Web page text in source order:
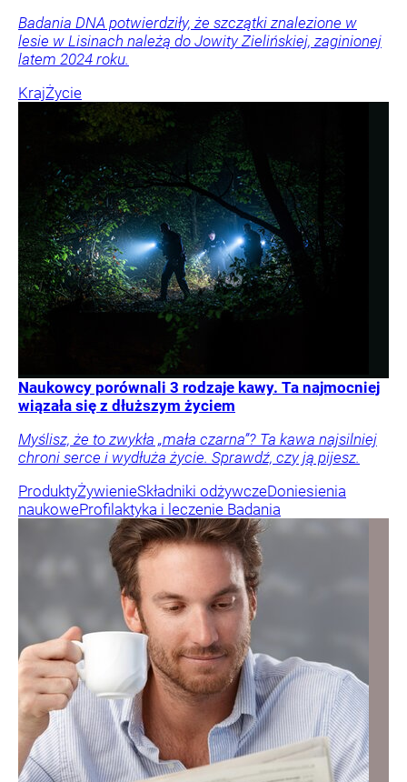
Badania DNA potwierdziły, że szczątki znalezione w
lesie w Lisinach należą do Jowity Zielińskiej, zaginionej
latem 2024 roku.
KrajŻycie
Naukowcy porównali 3 rodzaje kawy. Ta najmocniej
wiązała się z dłuższym życiem
Myślisz, że to zwykła „mała czarna”? Ta kawa najsilniej
chroni serce i wydłuża życie. Sprawdź, czy ją pijesz.
ProduktyŻywienieSkładniki odżywczeDoniesienia
naukoweProfilaktyka i leczenie Badania